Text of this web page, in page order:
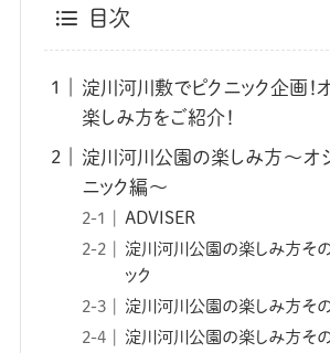
目次
淀川河川敷でピクニック企画！
楽しみ方をご紹介！
淀川河川公園の楽しみ方〜オ
ニック編〜
ADVISER
淀川河川公園の楽しみ方そ
ック
淀川河川公園の楽しみ方そ
淀川河川公園の楽しみ方そ